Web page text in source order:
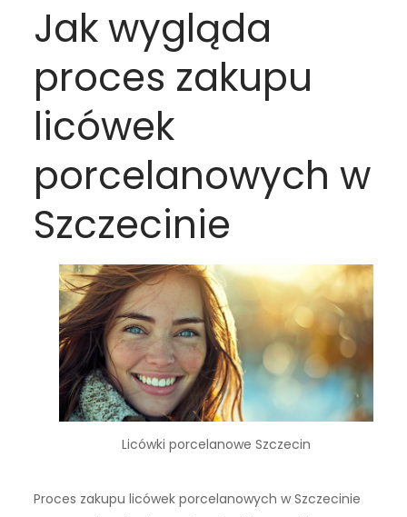
Jak wygląda
proces zakupu
licówek
porcelanowych w
Szczecinie
Licówki porcelanowe Szczecin
Proces zakupu licówek porcelanowych w Szczecinie